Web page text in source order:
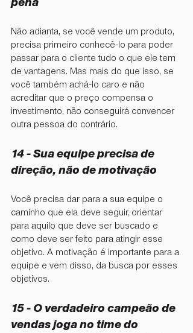
pena
Não adianta, se você vende um produto,
precisa primeiro conhecê-lo para poder
passar para o cliente tudo o que ele tem
de vantagens. Mas mais do que isso, se
você também achá-lo caro e não
acreditar que o preço compensa o
investimento, não conseguirá convencer
outra pessoa do contrário.
14 - Sua equipe precisa de
direção, não de motivação
Você precisa dar para a sua equipe o
caminho que ela deve seguir, orientar
para aquilo que deve ser buscado e
como deve ser feito para atingir esse
objetivo. A motivação é importante para a
equipe e vem disso, da busca por esses
objetivos.
15 - ⁠O verdadeiro campeão de
vendas joga no time do